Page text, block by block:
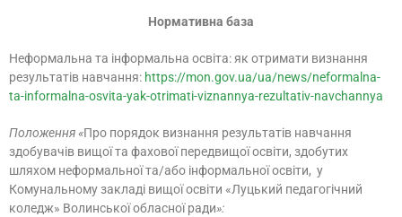
Нормативна база
Неформальна та інформальна освіта: як отримати визнання
результатів навчання: https://mon.gov.ua/ua/news/neformalna-
ta-informalna-osvita-yak-otrimati-viznannya-rezultativ-navchannya
Положення «Про порядок визнання результатів навчання
здобувачів вищої та фахової передвищої освіти, здобутих
шляхом неформальної та/або інформальної освіти, у
Комунальному закладі вищої освіти «Луцький педагогічний
коледж» Волинської обласної ради»: